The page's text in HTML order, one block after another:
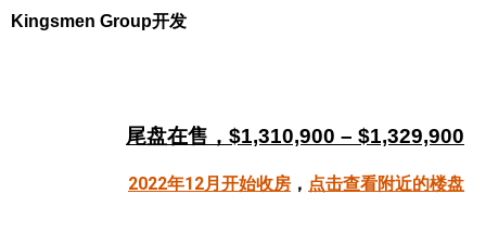
贷款指南
Kingsmen Group开发
尾盘在售，$1,310,900 – $1,329,900
2022年12月开始收房 ， 点击查看附近的楼盘